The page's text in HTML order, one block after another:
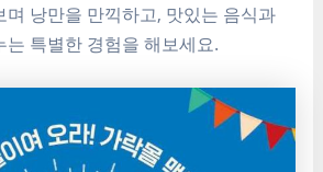
며 낭만을 만끽하고, 맛있는 음식과
특별한 경험을 해보세요.